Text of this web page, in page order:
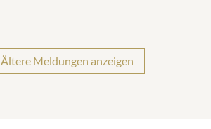
Ältere Meldungen anzeigen